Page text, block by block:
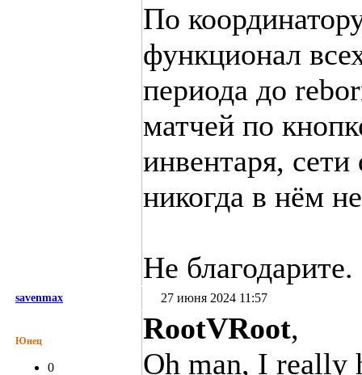
По
функционал
периода до
матчей по
инвентаря,
никогда в нём
Не благодарите.
savenmax 27 июня 2024 11:57
Юнец
0
RootVRoot,
Oh man, I really